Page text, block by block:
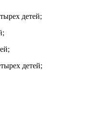
детей;
детей;